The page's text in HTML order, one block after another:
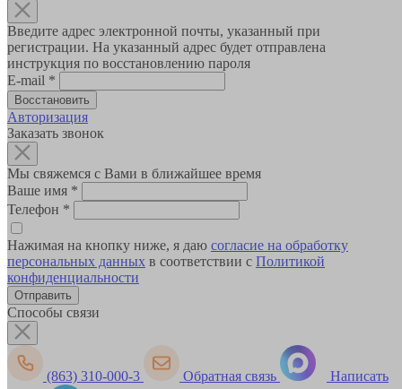
Введите адрес электронной почты, указанный при
регистрации. На указанный адрес будет отправлена
инструкция по восстановлению пароля
E-mail *
Авторизация
Заказать звонок
Мы свяжемся с Вами в ближайшее время
Ваше имя *
Телефон *
Нажимая на кнопку ниже, я даю согласие на обработку
персональных данных в соответствии с Политикой
конфиденциальности
Способы связи
(863) 310-000-3 Обратная связь Написать